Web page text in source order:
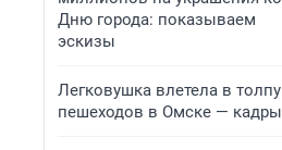
Дню города: показываем
эскизы
Легковушка влетела в толпу
пешеходов в Омске — кадры